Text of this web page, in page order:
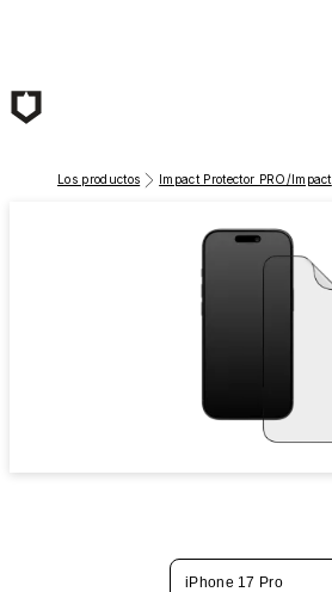
Los productos Impact Protector PRO/Impact
iPhone 17 Pro